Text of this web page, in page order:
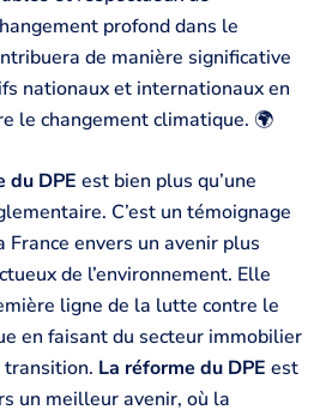
profond dans le
de manière significative
nationaux et internationaux en
le changement climatique. 🌍
du DPE est bien plus qu’une
C’est un témoignage
France envers un avenir plus
de l’environnement. Elle
ligne de la lutte contre le
en faisant du secteur immobilier
transition. La réforme du DPE est
un meilleur avenir, où la